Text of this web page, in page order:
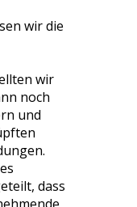
wir die
wir
noch
und
dass